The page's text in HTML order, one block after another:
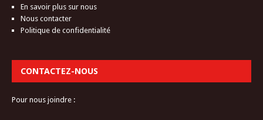
En savoir plus sur nous
Nous contacter
Politique de confidentialité
CONTACTEZ-NOUS
Pour nous joindre :